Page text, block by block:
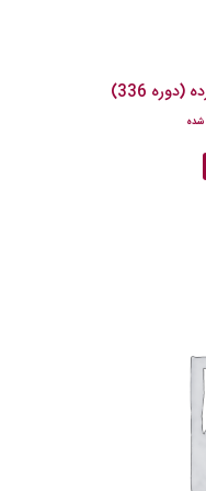
336)
شده